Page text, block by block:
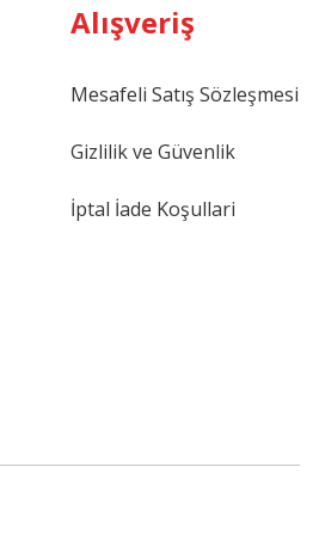
Alışveriş
Mesafeli Satış Sözleşmesi
Gizlilik ve Güvenlik
İptal İade Koşullari